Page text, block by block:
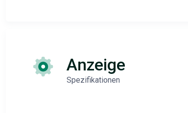
Anzeige
Spezifikationen